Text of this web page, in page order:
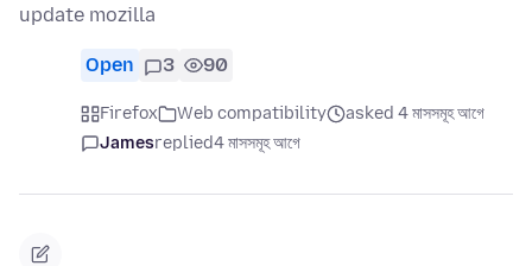
update mozilla
Open 3 90
Firefox Web compatibility
asked 4 মাসসমূহ আগে
Jamesreplied4 মাসসমূহ আগে